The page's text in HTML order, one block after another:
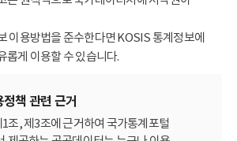
이용방법을 준수한다면 KOSIS 통계정보에
롭게 이용할 수 있습니다.
책 관련 근거
조, 제3조에 근거하여 국가통계포털